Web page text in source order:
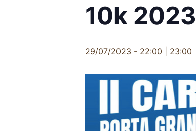
10k 2023
29/07/2023 - 22:00 23:00